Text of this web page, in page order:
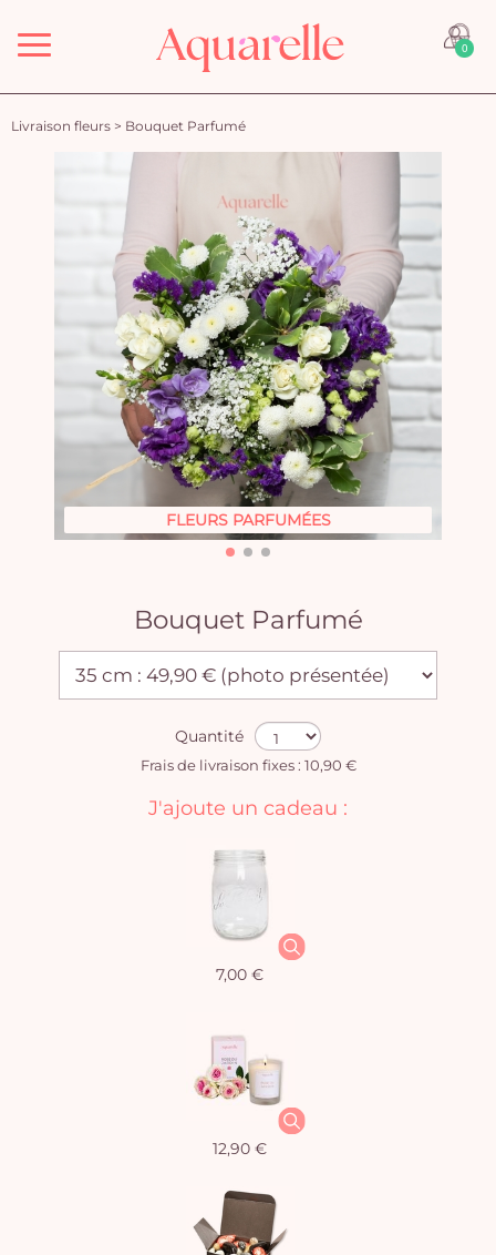
Menu 0
Livraison fleurs > Bouquet Parfumé
FLEURS PARFUMÉES
Bouquet Parfumé
Quantité
Frais de livraison fixes : 10,90 €
J'ajoute un cadeau :
7,00 €
12,90 €